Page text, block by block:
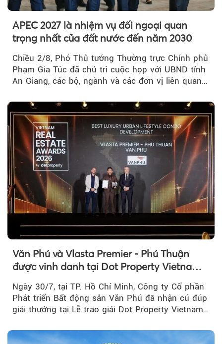
APEC 2027 là nhiệm vụ đối ngoại quan
trọng nhất của đất nước đến năm 2030
Chiều 2/8, Phó Thủ tướng Thường trực Chính phủ
Phạm Gia Túc đã chủ trì cuộc họp với UBND tỉnh
An Giang, các bộ, ngành và các đơn vị liên quan
Văn Phú và Vlasta Premier - Phú Thuận
được vinh danh tại Dot Property Vietnam
Real Estate Awards 2026
Ngày 30/7, tại TP. Hồ Chí Minh, Công ty Cổ phần
Phát triển Bất động sản Văn Phú đã nhận cú đúp
giải thưởng tại Lễ trao giải Dot Property Vietnam